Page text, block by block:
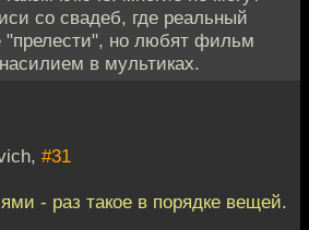
со свадеб, где реальный
"прелести", но любят фильм
в мультиках.
#31
- раз такое в порядке вещей.